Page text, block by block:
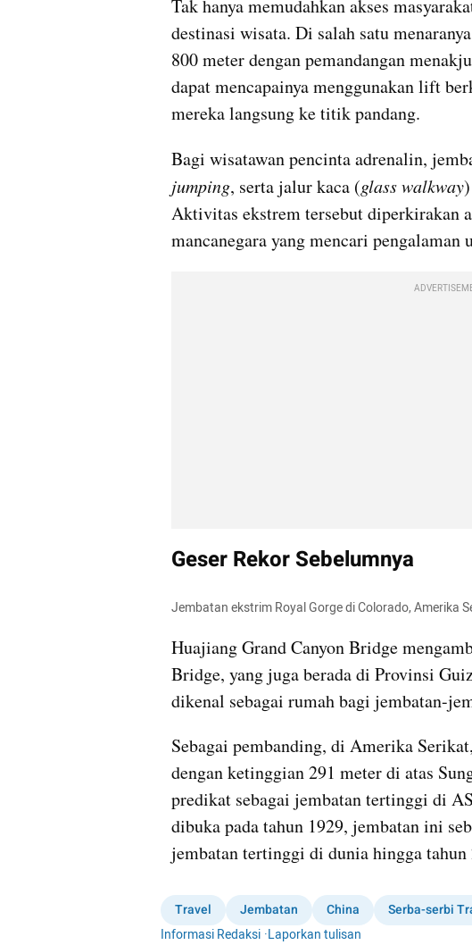
Tak hanya memudahkan akses
destinasi wisata. Di salah satu
800 meter dengan pemandangan
dapat mencapainya menggunakan lift
mereka langsung ke titik pandang.
Bagi wisatawan pencinta adrenalin,
jumping, serta jalur kaca (glass walkway
Aktivitas ekstrem tersebut diperkirakan
mancanegara yang mencari pengalaman
Geser Rekor Sebelumnya
Jembatan ekstrim Royal Gorge di Colorado, Amerika
Huajiang Grand Canyon Bridge
Bridge, yang juga berada di Provinsi
dikenal sebagai rumah bagi jembatan-
Sebagai pembanding, di Amerika
dengan ketinggian 291 meter di atas
predikat sebagai jembatan tertinggi di
dibuka pada tahun 1929, jembatan ini
jembatan tertinggi di dunia hingga tahun
Travel Jembatan China Serba-serbi
Informasi Redaksi ·Laporkan tulisan